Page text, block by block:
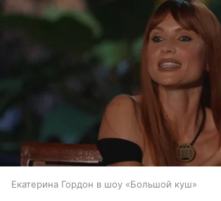
Екатерина Гордон в шоу «Большой куш»